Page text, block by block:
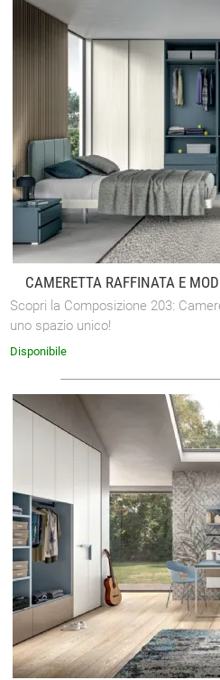
CAMERETTA RAFFINATA E
Scopri la Composizione 203:
uno spazio unico!
Disponibile